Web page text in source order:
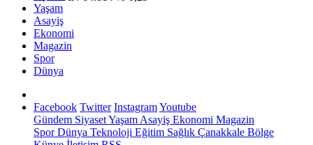
Yaşam
Asayiş
Ekonomi
Magazin
Spor
Dünya
Facebook Twitter InstagramYoutube
Gündem SiyasetYaşam Asayiş Ekonomi Magazin
SporDünya Teknoloji Eğitim Sağlık Çanakkale Bölge